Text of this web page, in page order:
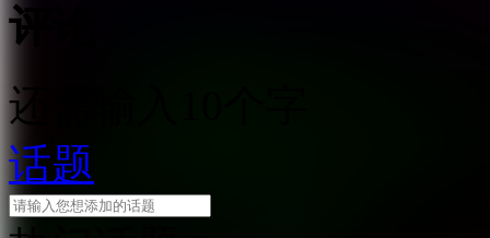
评论
还需输入10个字
话题